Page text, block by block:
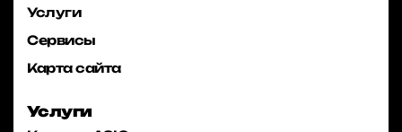
Услуги
Сервисы
Карта сайта
Услуги